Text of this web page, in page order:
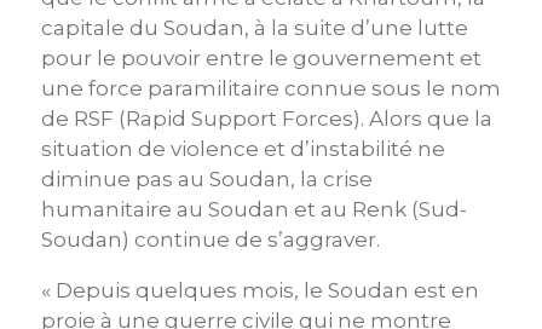
capitale du Soudan, à la suite d’une lutte
pour le pouvoir entre le gouvernement et
une force paramilitaire connue sous le nom
de RSF (Rapid Support Forces). Alors que la
situation de violence et d’instabilité ne
diminue pas au Soudan, la crise
humanitaire au Soudan et au Renk (Sud-
Soudan) continue de s’aggraver.
« Depuis quelques mois, le Soudan est en
proie à une guerre civile qui ne montre